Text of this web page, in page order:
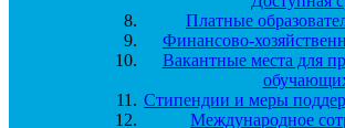
Платные
Финансово-
Вакантные места для
Стипендии и меры
Международное